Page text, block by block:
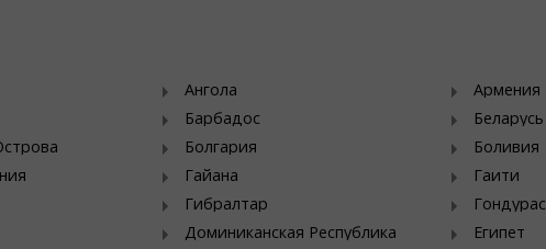
Ангола
Армения
Барбадос
Беларусь
Болгария
Боливия
Гайана
Гаити
Гибралтар
Гондурас
Доминиканская Республика
Египет